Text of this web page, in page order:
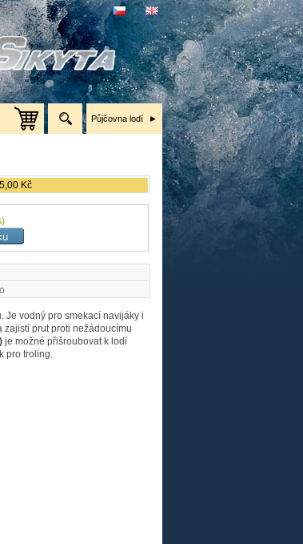
Půjčovna lodí
Kč
Je vodný pro smekací navijáky i
zajistí prut proti nežádoucímu
je možné přišroubovat k lodi
pro troling.